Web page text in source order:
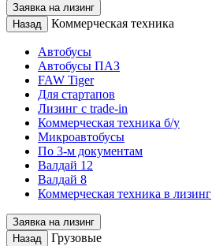
Заявка на лизинг
Назад
Коммерческая техника
Автобусы
Автобусы ПАЗ
FAW Tiger
Для стартапов
Лизинг с trade-in
Коммерческая техника б/у
Микроавтобусы
По 3-м документам
Валдай 12
Валдай 8
Коммерческая техника в лизинг
Заявка на лизинг
Назад
Грузовые